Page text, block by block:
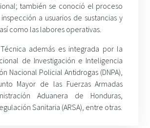
también se conoció el proceso
a usuarios de sustancias y
como las labores operativas.
además es integrada por la
de Investigación e Inteligencia
Nacional Policial Antidrogas (DNPA),
Mayor de las Fuerzas Armadas
Aduanera de Honduras,
Sanitaria (ARSA), entre otras.